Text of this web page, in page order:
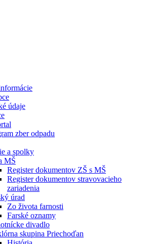
údaje
zber odpadu
a spolky
MŠ
Register dokumentov ZŠ s MŠ
Register dokumentov stravovacieho
zariadenia
úrad
Zo života farnosti
Farské oznamy
divadlo
skupina Priechoďan